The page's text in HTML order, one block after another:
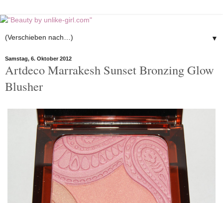
▼
Samstag, 6. Oktober 2012
Artdeco Marrakesh Sunset Bronzing Glow
Blusher